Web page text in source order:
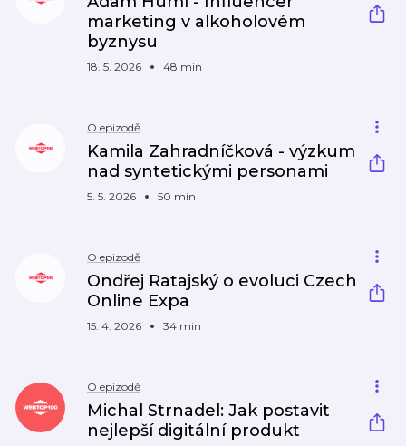
marketing v alkoholovém
byznysu
18. 5. 2026 48 min
O epizodě
Kamila Zahradníčková - výzkum
nad syntetickými personami
5. 5. 2026 50 min
O epizodě
Ondřej Ratajský o evoluci Czech
Online Expa
15. 4. 2026 34 min
O epizodě
Michal Strnadel: Jak postavit
nejlepší digitální produkt